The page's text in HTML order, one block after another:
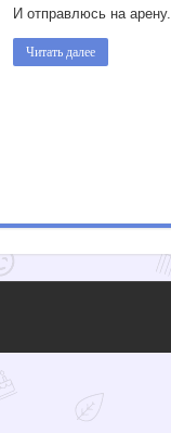
И отправлюсь на арену.
Читать далее